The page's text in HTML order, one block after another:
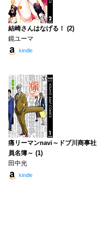
結崎さんはなげる！ (2)
鏡ユーマ
kindle
痛リーマンnavi～ドブ川商事社
員名簿～ (1)
田中光
kindle